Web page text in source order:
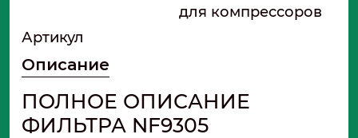
для компрессоров
Артикул
Описание
ПОЛНОЕ ОПИСАНИЕ
ФИЛЬТРА NF9305